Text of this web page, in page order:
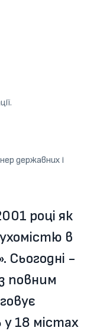
році як
в
Сьогодні -
повним
у 18 містах
державних і